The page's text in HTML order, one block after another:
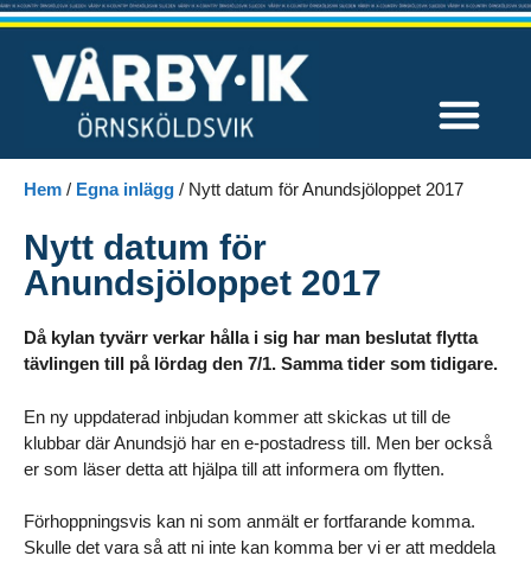
Hem / Egna inlägg / Nytt datum för Anundsjöloppet 2017
Nytt datum för
Anundsjöloppet 2017
Då kylan tyvärr verkar hålla i sig har man beslutat flytta
tävlingen till på lördag den 7/1. Samma tider som tidigare.
En ny uppdaterad inbjudan kommer att skickas ut till de
klubbar där Anundsjö har en e-postadress till. Men ber också
er som läser detta att hjälpa till att informera om flytten.
Förhoppningsvis kan ni som anmält er fortfarande komma.
Skulle det vara så att ni inte kan komma ber vi er att meddela